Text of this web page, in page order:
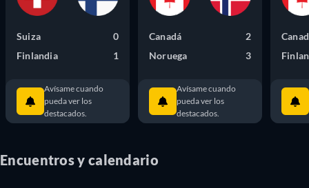
Suiza
0
Finlandia
1
Avísame cuando
pueda ver los
destacados.
Canadá
2
Noruega
3
Avísame cuando
pueda ver los
destacados.
Encuentros y calendario